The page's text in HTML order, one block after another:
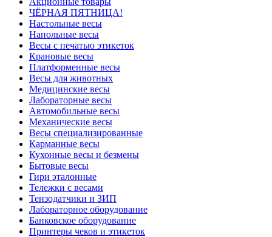
ЧЁРНАЯ ПЯТНИЦА!
Настольные весы
Напольные весы
Весы с печатью этикеток
Крановые весы
Платформенные весы
Весы для животных
Медицинские весы
Лабораторные весы
Автомобильные весы
Механические весы
Весы специализированные
Карманные весы
Кухонные весы и безмены
Бытовые весы
Гири эталонные
Тележки с весами
Тензодатчики и ЗИП
Лабораторное оборудование
Банковское оборудование
Принтеры чеков и этикеток